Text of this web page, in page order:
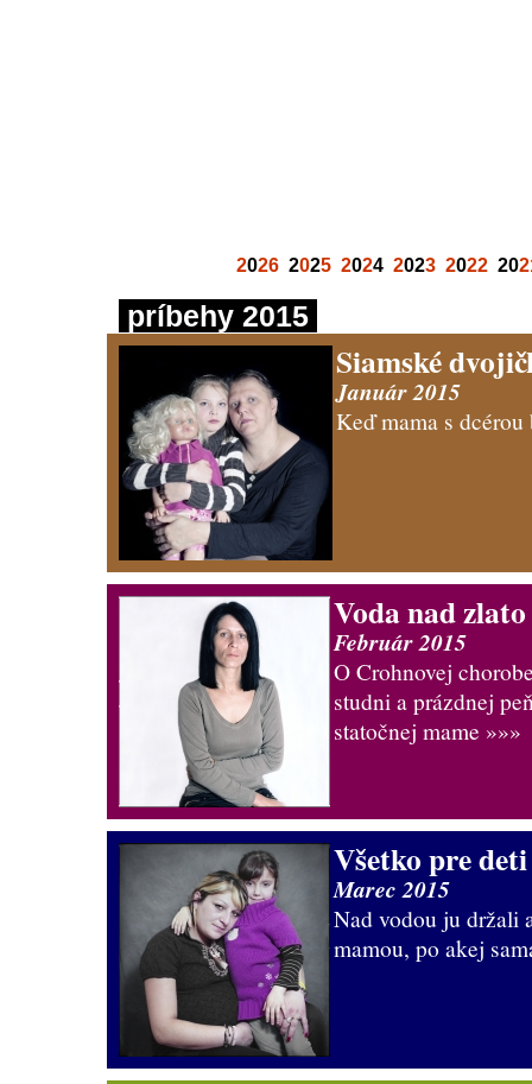
2026 2025 2024 2023 2022 20
príbehy 2015
Siamské
Január 2015
Keď mama s
Voda nad zlato
Február 2015
O Crohnovej
studni a prázdnej
statočnej mame »»»
Všetko pre deti
Marec 2015
Nad vodou ju držali
mamou, po akej